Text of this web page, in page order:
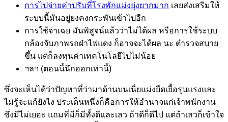
การไปจ่ายค่าปรับที่โรงพักแม่งยุ่งยากมาก เลยส่งเสริมให้
ระบบนี้มันอยู่ยงคงกระพันเข้าไปอีก
การใช้จ่าเฉย มันพิสูจน์แล้วว่าไม่ได้ผล หรือการใช้ระบบ
กล้องจับภาพรถฝ่าไฟแดง ก็อาจจะได้ผล นะ ตำรวจสบาย
ขึ้น แต่ก็ลงทุนค่าเทคโนโลยีไปไม่น้อย
ฯลฯ (ตอนนี้นึกออกเท่านี้)
ซึ่งจะเห็นได้ว่าปัญหาที่ว่ามาด้านบนเนี่ยแม่งยืดเยื้อรุนแรงและ
ไม่รู้จะแก้ยังไง ประเด็นหนึ่งก็คือการให้อำนาจแก่เจ้าพนักงาน
ซึ่งมีไม่เยอะ แถมที่มีก็มีทั้งดีและเลว ถ้าดีก็ดีไป แต่ถ้าเลวก็เข้าใจ